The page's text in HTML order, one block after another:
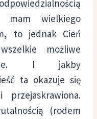
wielkiego
to jednak Cień
możliwe
I jakby
ta okazuje się
(rodem